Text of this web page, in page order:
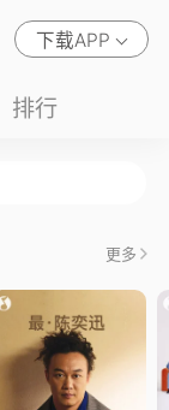
下载APP
排行
更多